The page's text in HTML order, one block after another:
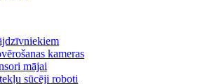
kameras
mājai
sūcēji roboti